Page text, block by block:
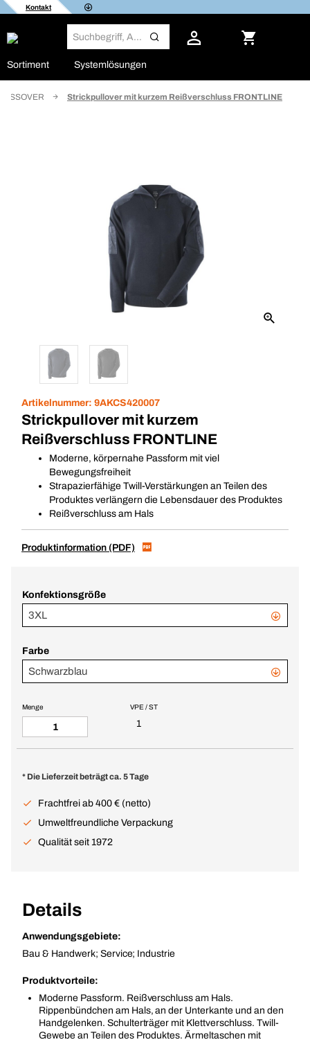
Kontakt
Sortiment Systemlösungen
Strickpullover mit kurzem Reißverschluss FRONTLINE
Artikelnummer: 9AKCS420007
Strickpullover mit kurzem
Reißverschluss FRONTLINE
Moderne, körpernahe Passform mit viel
Bewegungsfreiheit
Strapazierfähige Twill-Verstärkungen an Teilen des
Produktes verlängern die Lebensdauer des Produktes
Reißverschluss am Hals
Produktinformation (PDF)
Konfektionsgröße
3XL
Farbe
Schwarzblau
VPE / ST
1
Menge
* Die Lieferzeit beträgt ca. 5 Tage
Frachtfrei ab 400 € (netto)
Umweltfreundliche Verpackung
Qualität seit 1972
Details
Anwendungsgebiete:
Bau & Handwerk; Service; Industrie
Produktvorteile:
Moderne Passform. Reißverschluss am Hals.
Rippenbündchen am Hals, an der Unterkante und an den
Handgelenken. Schulterträger mit Klettverschluss. Twill-
Gewebe an Teilen des Produktes. Ärmeltaschen mit